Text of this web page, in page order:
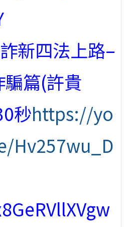
新四法上路–
騙篇(許貴
秒https://yo
Hv257wu_D